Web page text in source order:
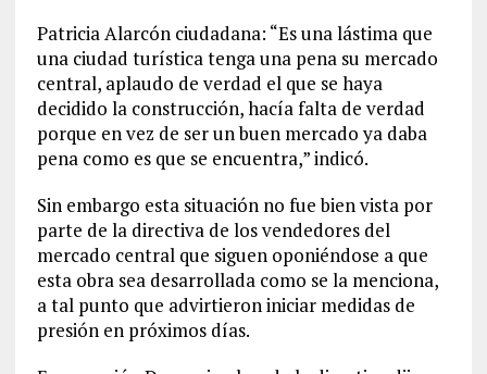
Patricia Alarcón ciudadana: “Es una lástima que
una ciudad turística tenga una pena su mercado
central, aplaudo de verdad el que se haya
decidido la construcción, hacía falta de verdad
porque en vez de ser un buen mercado ya daba
pena como es que se encuentra,” indicó.
Sin embargo esta situación no fue bien vista por
parte de la directiva de los vendedores del
mercado central que siguen oponiéndose a que
esta obra sea desarrollada como se la menciona,
a tal punto que advirtieron iniciar medidas de
presión en próximos días.